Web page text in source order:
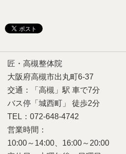
匠・高槻整体院
大阪府高槻市出丸町6-37
交通：「高槻」駅 車で7分
バス停「城西町」 徒歩2分
TEL：072-648-4742
営業時間：
10:00～14:00、16:00～20:00